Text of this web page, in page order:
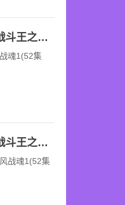
战斗王之飓风战魂1(2012中国8.8分冒险,科幻片)战斗王之飓风战魂1 第14话 14 保护正义陀螺
魂1(52集
战斗王之飓风战魂1(2012中国8.8分冒险,科幻片)战斗王之飓风战魂1 第13话 13 正义陀螺的争夺
战魂1(52集